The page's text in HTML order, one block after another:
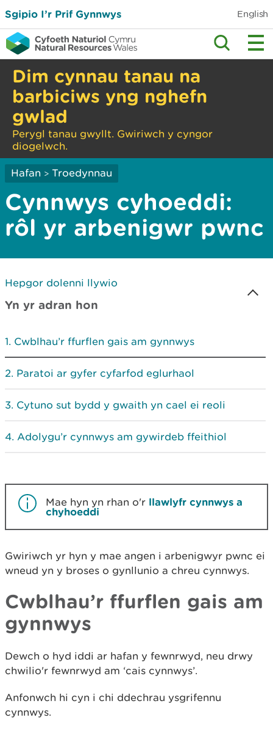
Sgipio I’r Prif Gynnwys English
Dim cynnau tanau na
barbiciws yng nghefn
gwlad
Perygl tanau gwyllt. Gwiriwch y cyngor
diogelwch.
Hafan > Troedynnau
Cynnwys cyhoeddi:
rôl yr arbenigwr pwnc
Hepgor dolenni llywio
Yn yr adran hon
Cwblhau’r ffurflen gais am gynnwys
Paratoi ar gyfer cyfarfod eglurhaol
Cytuno sut bydd y gwaith yn cael ei reoli
Adolygu’r cynnwys am gywirdeb ffeithiol
Mae hyn yn rhan o'r llawlyfr cynnwys a
chyhoeddi
Gwiriwch yr hyn y mae angen i arbenigwyr pwnc ei
wneud yn y broses o gynllunio a chreu cynnwys.
Cwblhau’r ffurflen gais am
gynnwys
Dewch o hyd iddi ar hafan y fewnrwyd, neu drwy
chwilio'r fewnrwyd am ‘cais cynnwys’.
Anfonwch hi cyn i chi ddechrau ysgrifennu
cynnwys.